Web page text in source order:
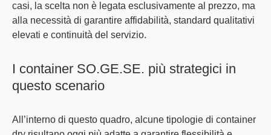
casi, la scelta non è legata esclusivamente al prezzo, ma
alla necessità di garantire affidabilità, standard qualitativi
elevati e continuità del servizio.
I container SO.GE.SE. più strategici in
questo scenario
All’interno di questo quadro, alcune tipologie di container